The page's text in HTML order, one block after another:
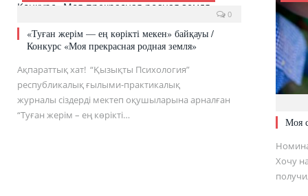
0
«Туған жерім — ең көрікті мекен» байқауы /
Конкурс «Моя прекрасная родная земля»
Ақпараттық хат! “Қызықты Психология”
республикалық ғылыми-практикалық
журналы сіздерді мектеп оқушыларына арналған
“Туған жерім – ең көрікті…
Моя
Хочу